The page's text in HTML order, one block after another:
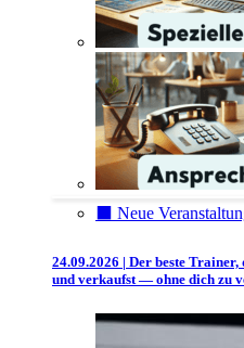
⬛️ Neue
24.09.2026 | Der beste
und verkaufst — ohne dich zu